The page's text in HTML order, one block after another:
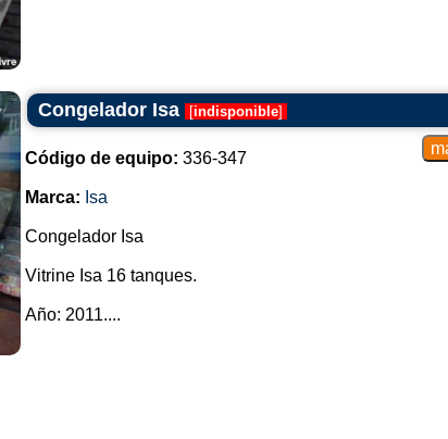
Congelador Isa [indisponible]
Código de equipo: 336-347
Marca: Isa
Congelador Isa
Vitrine Isa 16 tanques.
Año: 2011....